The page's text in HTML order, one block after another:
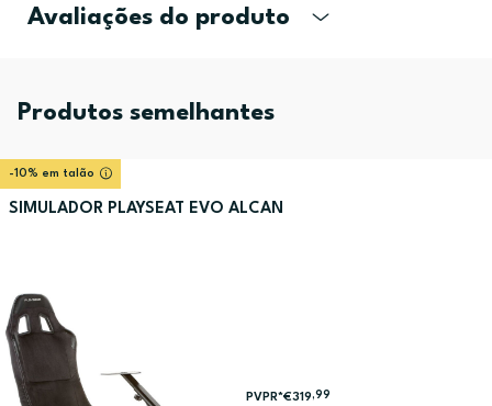
Avaliações do produto
Produtos semelhantes
-10% em talão
SIMULADOR PLAYSEAT EVO ALCAN
PVPR*€319,99